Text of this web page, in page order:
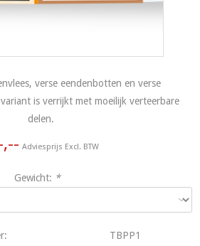
verse eendenbotten en verse
is verrijkt met moeilijk verteerbare
delen.
Adviesprijs Excl. BTW
Gewicht: *
TBPP1